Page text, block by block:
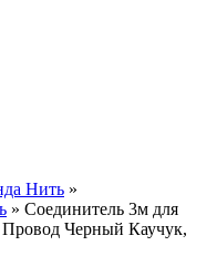
Нить »
» Соединитель 3м для
Черный Каучук,